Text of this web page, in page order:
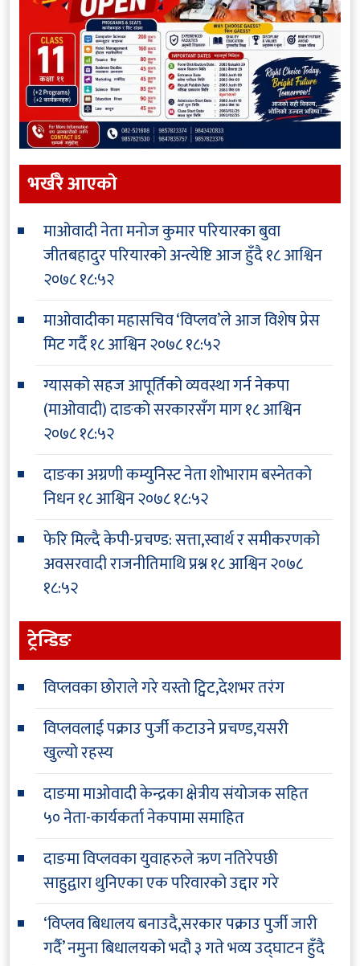
भर्खरै आएकाे
माओवादी नेता मनोज कुमार परियारका बुवा
जीतबहादुर परियारको अन्त्येष्टि आज हुँदै१८ आश्विन
२०७८ १८:५२
माओवादीका महासचिव ‘विप्लव’ले आज विशेष प्रेस
मिट गर्दै१८ आश्विन २०७८ १८:५२
ग्यासको सहज आपूर्तिको व्यवस्था गर्न नेकपा
(माओवादी) दाङको सरकारसँग माग१८ आश्विन
२०७८ १८:५२
दाङका अग्रणी कम्युनिस्ट नेता शोभाराम बस्नेतको
निधन१८ आश्विन २०७८ १८:५२
फेरि मिल्दै केपी-प्रचण्ड: सत्ता,स्वार्थ र समीकरणको
अवसरवादी राजनीतिमाथि प्रश्न१८ आश्विन २०७८
१८:५२
ट्रेन्डिङ
विप्लवका छोराले गरे यस्तो ट्विट,देशभर तरंग
विप्लवलाई पक्राउ पुर्जी कटाउने प्रचण्ड,यसरी
खुल्यो रहस्य
दाङमा माओवादी केन्द्रका क्षेत्रीय संयोजक सहित
५० नेता-कार्यकर्ता नेकपामा समाहित
दाङमा विप्लवका युवाहरुले ऋण नतिरेपछी
साहुद्वारा थुनिएका एक परिवारको उद्दार गरे
‘विप्लव बिधालय बनाउदै,सरकार पक्राउ पुर्जी जारी
गर्दै’ नमुना बिधालयको भदौ ३ गते भव्य उद्घाटन हुँदै